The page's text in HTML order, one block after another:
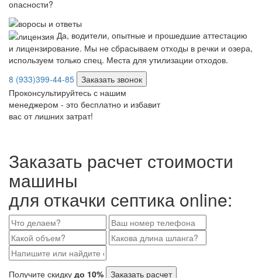
опасности?
Да, водители, опытные и прошедшие аттестацию
и лицензирование. Мы не сбрасываем отходы в речки и озера,
используем только спец. Места для утилизации отходов.
8 (933)399-44-85 Заказать звонок
Проконсультируйтесь с нашим
менеджером - это бесплатно и избавит
вас от лишних затрат!
Заказать расчет стоимости
машины
для откачки септика online:
Получите скидку до 10% Заказать расчет